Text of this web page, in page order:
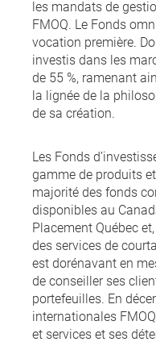
les mandats de
FMOQ. Le Fonds
vocation première.
investis dans les
de 55 %, ramenant
la lignée de la
de sa création.
Les Fonds
gamme de produits
majorité des fonds
disponibles au
Placement Québec
des services de
est dorénavant en
de conseiller ses
portefeuilles. En
internationales
et services et ses